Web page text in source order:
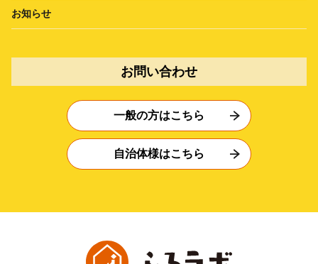
お知らせ
お問い合わせ
一般の方はこちら
自治体様はこちら